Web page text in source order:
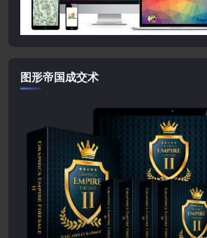
图形帝国成交术